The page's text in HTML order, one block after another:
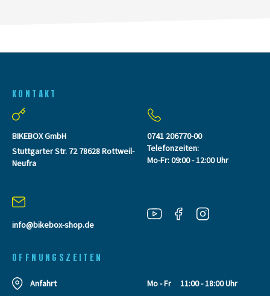
KONTAKT
BIKEBOX GmbH
Stuttgarter Str. 72 78628 Rottweil-
Neufra
info@bikebox-shop.de
0741 206770-00
Telefonzeiten:
Mo-Fr: 09:00 - 12:00 Uhr
OFFNUNGSZEITEN
Anfahrt Mo - Fr
11:00 - 18:00 Uhr